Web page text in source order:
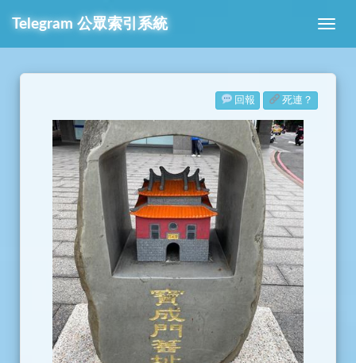
Telegram 公眾索引系統
回報 死連？